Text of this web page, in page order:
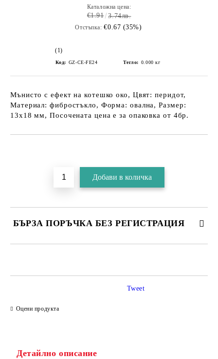
Каталожна цена:
€1.91 3.74лв.
Отстъпка: €0.67 (35%)
(1)
Код: GZ-CE-FE24 Тегло: 0.000 кг
Мънисто с ефект на котешко око, Цвят: перидот,
Материал: фибростъкло, Форма: овална, Размер:
13х18 мм, Посочената цена е за опаковка от 4бр.
БЪРЗА ПОРЪЧКА БЕЗ РЕГИСТРАЦИЯ
Оцени продукта
Tweet
Детайлно описание